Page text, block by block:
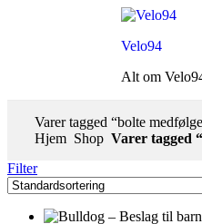
Velo94
Alt om
Varer tagged “bolte
Hjem Shop Varer tagged
Filter